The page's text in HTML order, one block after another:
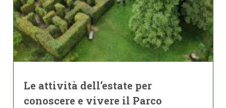
Le attività dell’estate per
conoscere e vivere il Parco